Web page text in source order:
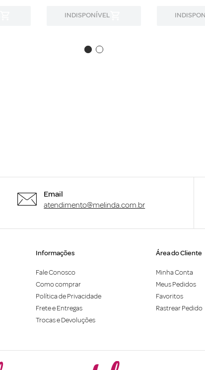
INDISPONÍVEL
Email
atendimento@melinda.com.br
Informações
Fale Conosco
Como comprar
Política de Privacidade
Frete e Entregas
Trocas e Devoluções
Área do Cliente
Minha Conta
Meus Pedidos
Favoritos
Rastrear Pedido